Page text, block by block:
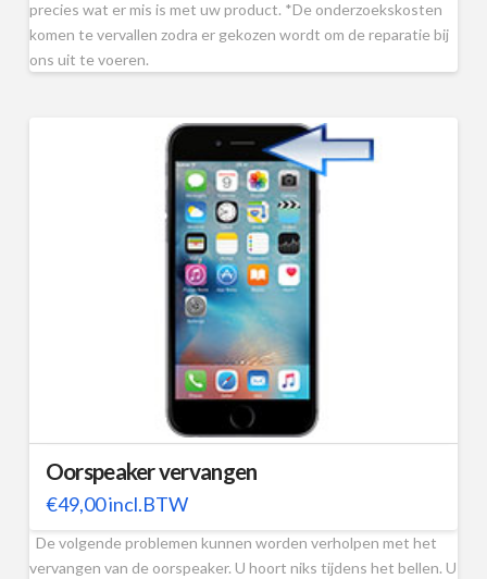
precies wat er mis is met uw product. *De onderzoekskosten
komen te vervallen zodra er gekozen wordt om de reparatie bij
ons uit te voeren.
Oorspeaker vervangen
€49,00incl.BTW
De volgende problemen kunnen worden verholpen met het
vervangen van de oorspeaker. U hoort niks tijdens het bellen. U